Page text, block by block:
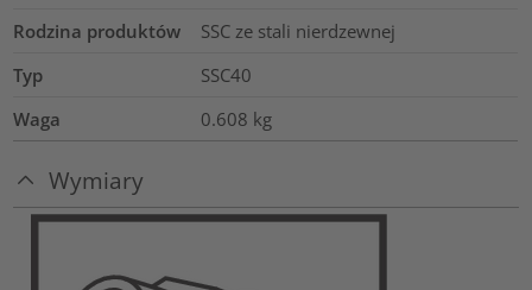
Rodzina produktów
SSC ze stali nierdzewnej
Typ
SSC40
Waga
0.608 kg
Wymiary